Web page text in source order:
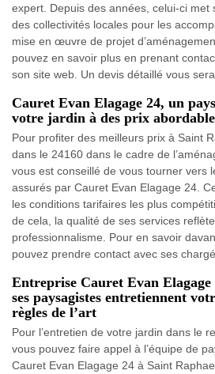
expert. Depuis des années, celui-ci met
des collectivités locales pour les
mise en œuvre de projet
pouvez en savoir plus en prenant
son site web. Un devis détaillé vous
Cauret Evan Elagage 24, un
votre jardin à des prix
Pour profiter des meilleurs prix à Saint
dans le 24160 dans le cadre de
vous est conseillé de vous tourner vers
assurés par Cauret Evan Elagage 24.
les conditions tarifaires les plus
de cela, la qualité de ses services
professionnalisme. Pour en savoir
pouvez prendre contact avec ses
Entreprise Cauret Evan
ses paysagistes entretiennent
règles de l’art
Pour l’entretien de votre jardin dans le
vous pouvez faire appel à l’équipe de
Cauret Evan Elagage 24 à Saint